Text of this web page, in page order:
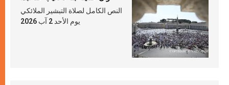
النص الكامل لصلاة التبشير الملائكي
يوم الأحد 2 آب 2026